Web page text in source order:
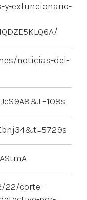
y-exfuncionario-
noticias-del-
22/corte-